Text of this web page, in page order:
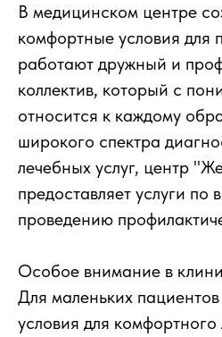
В медицинском центре
комфортные условия для
работают дружный и
коллектив, который с
относится к каждому
широкого спектра
лечебных услуг, центр
предоставляет услуги по
проведению
Особое внимание в
Для маленьких
условия для комфортного